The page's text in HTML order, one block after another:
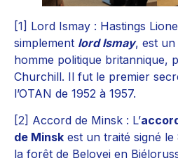
[1] Lord Ismay : Hastings
simplement lord Ismay, est un
homme politique britannique,
Churchill. Il fut le premier
l’OTAN de 1952 à 1957.
[2] Accord de Minsk : L’
de Minsk est un traité signé le
la forêt de Belovei en